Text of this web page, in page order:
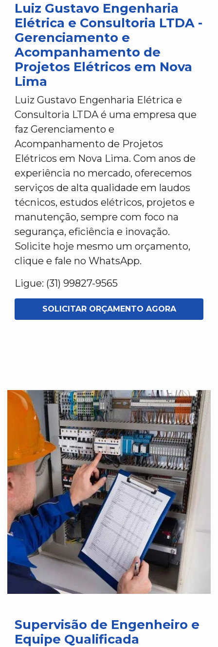
Luiz Gustavo Engenharia
Elétrica e Consultoria LTDA -
Gerenciamento e
Acompanhamento de
Projetos Elétricos em Nova
Lima
Luiz Gustavo Engenharia Elétrica e
Consultoria LTDA é uma empresa que
faz Gerenciamento e
Acompanhamento de Projetos
Elétricos em Nova Lima. Com anos de
experiência no mercado, oferecemos
serviços de alta qualidade em laudos
técnicos, estudos elétricos, projetos e
manutenção, sempre com foco na
segurança, eficiência e inovação.
Solicite hoje mesmo um orçamento,
clique e fale no WhatsApp.
Ligue: (31) 99827-9565
SOLICITAR ORÇAMENTO AGORA
Supervisão de Engenheiro e
Equipe Qualificada